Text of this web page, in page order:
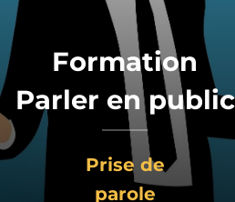
Formation
Parler en public
Prise de
parole